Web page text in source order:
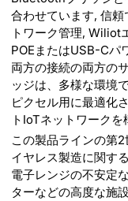
合わせています, 信
トワーク管理, Wiliot
POEまたはUSB-Cパ
両方の接続の両方の
ッジは、多様な環境
ピクセル用に最適化
トIoTネットワーク
この製品ラインの第
イヤレス製造に関す
電子レンジの不安定
ターなどの高度な施